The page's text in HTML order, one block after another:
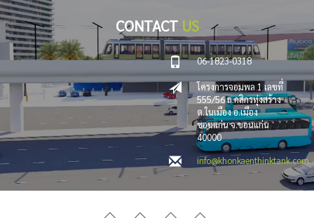
CONTACT US
06-1823-0318
โครงการจอมพล 1 เลขที่
555/56 ถ.กสิกรทุ่งสร้าง
ต.ในเมือง อ.เมือง
ขอนแก่น จ.ขอนแก่น
40000
info@khonkaenthinktank.com